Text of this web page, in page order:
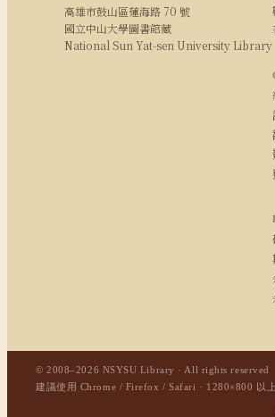
高雄市鼓山區蓮海路 70 號
國立中山大學圖書館藏
National Sun Yat-sen University Library
© 2008–2026 NSYSU Library · All rights reserved
建議使用 Chrome / Firefox / Safari · 1280×800 以